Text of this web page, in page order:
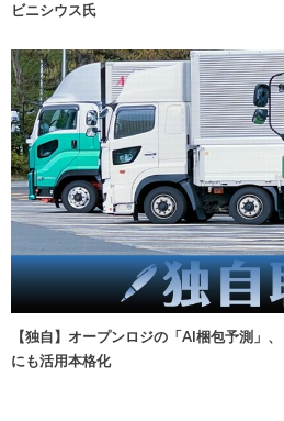
ビニシウス氏
【独自】オープンロジの「AI梱包予測」
にも活用本格化